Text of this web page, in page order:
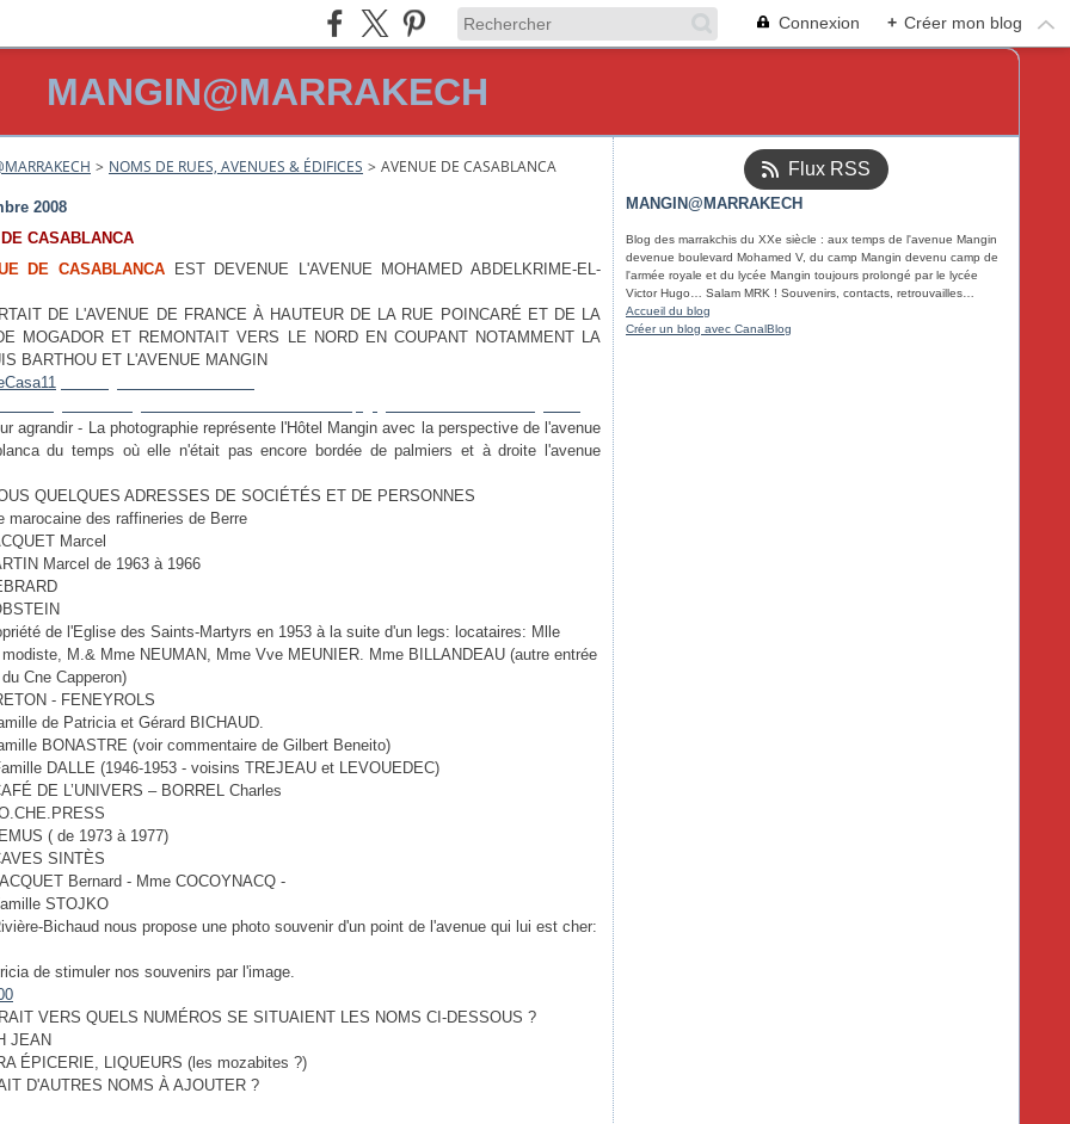
Connexion + Créer mon blog
MANGIN@MARRAKECH
> NOMS DE RUES, AVENUES & ÉDIFICES > AVENUE DE CASABLANCA
2008
CASABLANCA
DE CASABLANCAEST DEVENUE L'AVENUE MOHAMED ABDELKRIME-EL-
DE L'AVENUE DE FRANCE À HAUTEUR DE LA RUE POINCARÉ ET DE LA
MOGADOR ET REMONTAIT VERS LE NORD EN COUPANT NOTAMMENT LA
BARTHOU ET L'AVENUE MANGIN
agrandir - La photographie représente l'Hôtel Mangin avec la perspective de l'avenue
du temps où elle n'était pas encore bordée de palmiers et à droite l'avenue
QUELQUES ADRESSES DE SOCIÉTÉS ET DE PERSONNES
marocaine des raffineries de Berre
Marcel
Marcel de 1963 à 1966
de l'Eglise des Saints-Martyrs en 1953 à la suite d'un legs: locataires: Mlle
M.& Mme NEUMAN, Mme Vve MEUNIER. Mme BILLANDEAU (autre entrée
Cne Capperon)
- FENEYROLS
de Patricia et Gérard BICHAUD.
BONASTRE (voir commentaire de Gilbert Beneito)
DALLE (1946-1953 - voisins TREJEAU et LEVOUEDEC)
DE L’UNIVERS – BORREL Charles
( de 1973 à 1977)
SINTÈS
Bernard - Mme COCOYNACQ -
STOJKO
Bichaud nous propose une photo souvenir d'un point de l'avenue qui lui est cher:
de stimuler nos souvenirs par l'image.
VERS QUELS NUMÉROS SE SITUAIENT LES NOMS CI-DESSOUS ?
JEAN
ÉPICERIE, LIQUEURS (les mozabites ?)
D'AUTRES NOMS À AJOUTER ?
Flux RSS
MANGIN@MARRAKECH
Blog des marrakchis du XXe siècle : aux temps de l'avenue Mangin
devenue boulevard Mohamed V, du camp Mangin devenu camp de
l'armée royale et du lycée Mangin toujours prolongé par le lycée
Victor Hugo… Salam MRK ! Souvenirs, contacts, retrouvailles…
Accueil du blog
Créer un blog avec CanalBlog